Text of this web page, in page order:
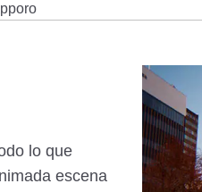
lo que
escena